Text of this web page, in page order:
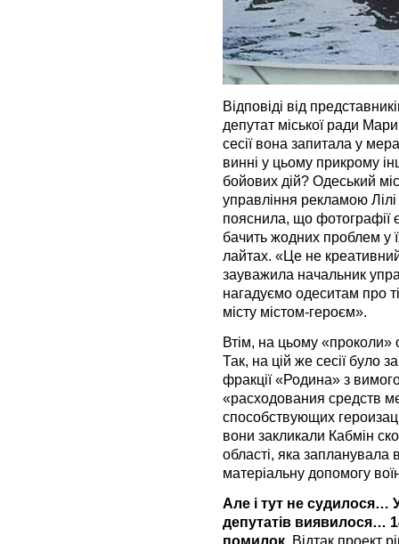
Відповіді від
депутат міської ради
сесії вона запитала у
винні у цьому прикрому
бойових дій? Одеський
управління рекламою Лілі
пояснила, що фотографії
бачить жодних проблем у
лайтах. «Це не
зауважила начальник
нагадуємо одеситам про
місту містом-героєм».
Втім, на цьому «проколи»
Так, на цій же сесії було
фракції «Родина» з
«расходования средств
способствующих
вони закликали Кабмін
області, яка запланувала
матеріальну допомогу
Але і тут не судилося…
депутатів виявилося…
помилок. Відтак проект